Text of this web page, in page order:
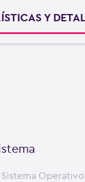
Y
Sistema Operativo